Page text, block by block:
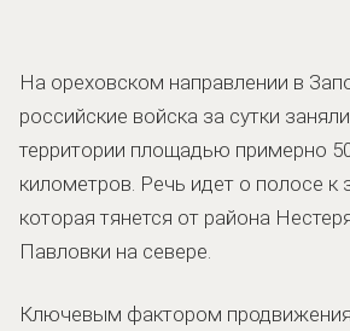
На ореховском направлении в
российские войска за сутки
территории площадью примерно
километров. Речь идет о полосе к
которая тянется от района
Павловки на севере.
Ключевым фактором